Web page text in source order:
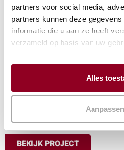
partners voor social media,
partners kunnen deze
informatie die u aan ze heeft
verzameld op basis van uw
Alles
Aanpassen
Evenement
BEKIJK PROJECT